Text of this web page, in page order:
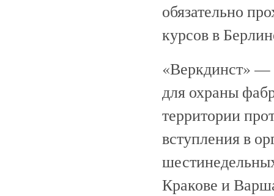
обязательно
курсов в
«Веркдинст» —
для охраны
территории
вступления в
Кракове и